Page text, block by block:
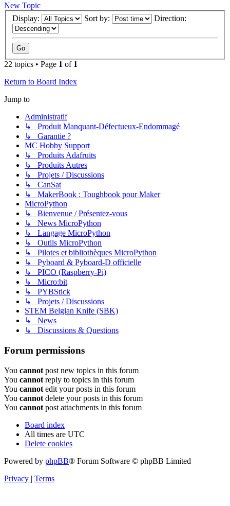
New Topic
Display:
Sort by: Direction:
22 topics • Page 1 of 1
Return to Board Index
Jump to
Administratif
↳ Produit Manquant-Défectueux-Endommagé
↳ Garantie ?
MC Hobby Support
↳ Produits Adafruits
↳ Produits Autres
↳ Projets / Discussions
↳ CanSat
↳ MakerBook : Toughbook pour Maker
MicroPython
↳ Bienvenue / Présentez-vous
↳ News MicroPython
↳ Langage MicroPython
↳ Outils MicroPython
↳ Pilotes et bibliothèques MicroPython
↳ Pyboard & Pyboard-D officielle
↳ PICO (Raspberry-Pi)
↳ Micro:bit
↳ PYBStick
↳ Projets / Discussions
STEM Belgian Knife (SBK)
↳ News
↳ Discussions & Questions
Forum permissions
You cannot post new topics in this forum
You cannot reply to topics in this forum
You cannot edit your posts in this forum
You cannot delete your posts in this forum
You cannot post attachments in this forum
Board index
All times are UTC
Delete cookies
Powered by phpBB® Forum Software © phpBB Limited
Privacy | Terms